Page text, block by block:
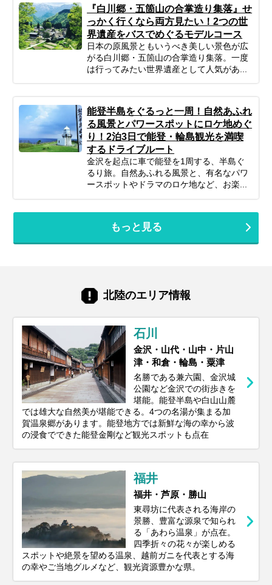
『白川郷・五箇山の合掌造り集落』せ
っかく行くなら両方見たい！2つの世
界遺産をバスでめぐるモデルコース
日本の原風景ともいうべき美しい景色が広
がる白川郷・五箇山の合掌造り集落。一度
は行ってみたい世界遺産として人気があ...
能登半島をぐるっと一周！自然あふれ
る風景とパワースポットにロケ地めぐ
り！2泊3日で能登・輪島観光を満喫
するドライブルート
金沢を起点に車で能登を1周する、半島ぐ
るり旅。自然あふれる風景と、有名なパワ
ースポットやドラマのロケ地など、お楽...
もっと見る
北陸のエリア情報
石川
金沢・山代・山中・片山
津・和倉・輪島・粟津
名勝である兼六園、金沢城
公園など金沢での街歩きを
堪能。能登半島や白山山麓
では雄大な自然美が堪能できる。4つの名湯が集まる加
賀温泉郷があります。能登地方では新鮮な海の幸から波
の浸食でできた能登金剛など観光スポットも点在
福井
福井・芦原・勝山
東尋坊に代表される海岸の
景勝、豊富な源泉で知られ
る「あわら温泉」が点在。
四季折々の花々が楽しめる
スポットや絶景を望める温泉、越前ガニを代表とする海
の幸やご当地グルメなど、観光資源豊かな県。